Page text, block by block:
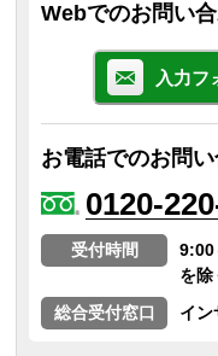
Webでのお問い
入力フ
お電話でのお問
0120-
受付時間
9:00
を除
総合受付窓口
イン